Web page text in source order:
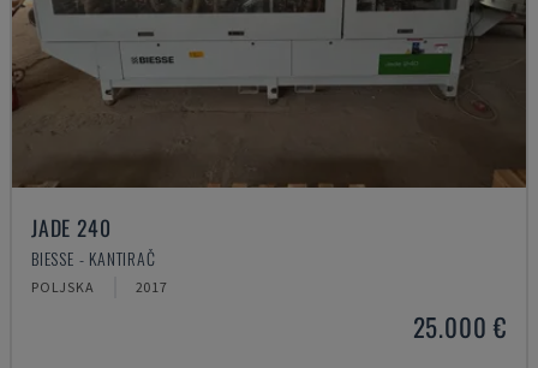
JADE 240
BIESSE - KANTIRAČ
POLJSKA 2017
25.000 €